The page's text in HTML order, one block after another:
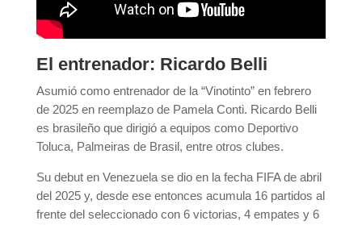
El entrenador: Ricardo Belli
Asumió como entrenador de la “Vinotinto” en febrero
de 2025 en reemplazo de Pamela Conti. Ricardo Belli
es brasileño que dirigió a equipos como Deportivo
Toluca, Palmeiras de Brasil, entre otros clubes.
Su debut en Venezuela se dio en la fecha FIFA de abril
del 2025 y, desde ese entonces acumula 16 partidos al
frente del seleccionado con 6 victorias, 4 empates y 6